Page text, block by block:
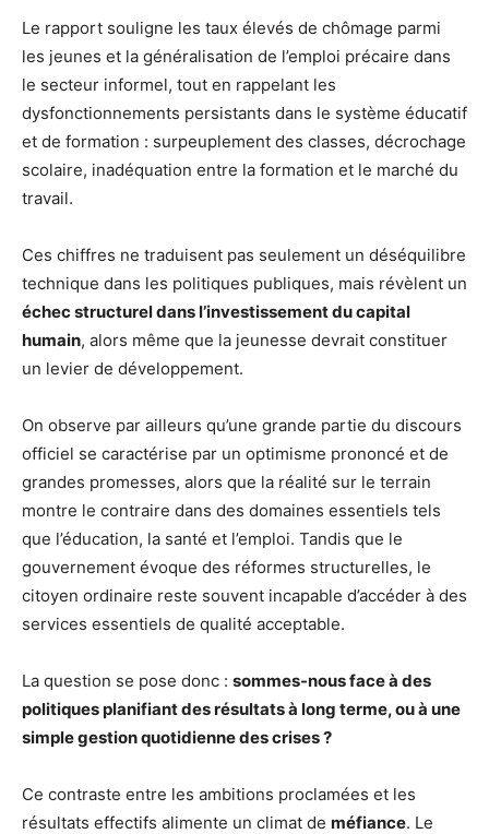
Le rapport souligne les taux élevés de chômage parmi
les jeunes et la généralisation de l’emploi précaire dans
le secteur informel, tout en rappelant les
dysfonctionnements persistants dans le système éducatif
et de formation : surpeuplement des classes, décrochage
scolaire, inadéquation entre la formation et le marché du
travail.
Ces chiffres ne traduisent pas seulement un déséquilibre
technique dans les politiques publiques, mais révèlent un
échec structurel dans l’investissement du capital
humain, alors même que la jeunesse devrait constituer
un levier de développement.
On observe par ailleurs qu’une grande partie du discours
officiel se caractérise par un optimisme prononcé et de
grandes promesses, alors que la réalité sur le terrain
montre le contraire dans des domaines essentiels tels
que l’éducation, la santé et l’emploi. Tandis que le
gouvernement évoque des réformes structurelles, le
citoyen ordinaire reste souvent incapable d’accéder à des
services essentiels de qualité acceptable.
La question se pose donc : sommes-nous face à des
politiques planifiant des résultats à long terme, ou à une
simple gestion quotidienne des crises ?
Ce contraste entre les ambitions proclamées et les
résultats effectifs alimente un climat de méfiance. Le